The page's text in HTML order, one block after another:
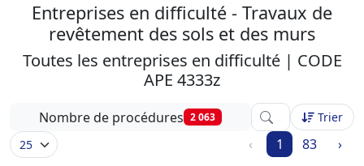
Entreprises en difficulté - Travaux de
revêtement des sols et des murs
Toutes les entreprises en difficulté | CODE
APE 4333z
Nombre de procédures 2 063 Affinez votreTrier
‹ 1 83 ›